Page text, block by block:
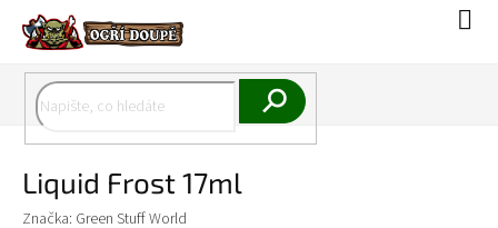
obsah
Liquid Frost 17ml
Značka: Green Stuff World